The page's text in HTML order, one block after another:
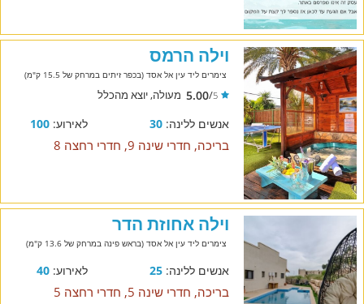
וילה הרמס
צימרים ליד עין אל אסד (בכפר זיתים במרחק של 15.5 ק"מ)
5
/
5.00 מעולה, יוצא מהכלל
אנשים ללינה:30 לאירוע:100
בריכה, חדרי שינה 9, חדרי רחצה 8
וילה אחוזת הדר
צימרים ליד עין אל אסד (בראש פינה במרחק של 13.6 ק"מ)
אנשים ללינה:25 לאירוע:40
בריכה, חדרי שינה 5, חדרי רחצה 5